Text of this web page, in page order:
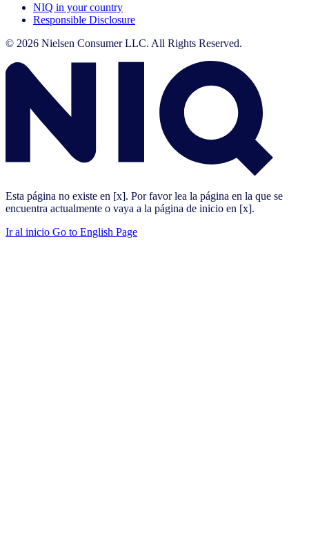
NIQ in your country
Responsible Disclosure
© 2026 Nielsen Consumer LLC. All Rights Reserved.
Esta página no existe en [x]. Por favor lea la página en la que se
encuentra actualmente o vaya a la página de inicio en [x].
Ir al inicio Go to English Page